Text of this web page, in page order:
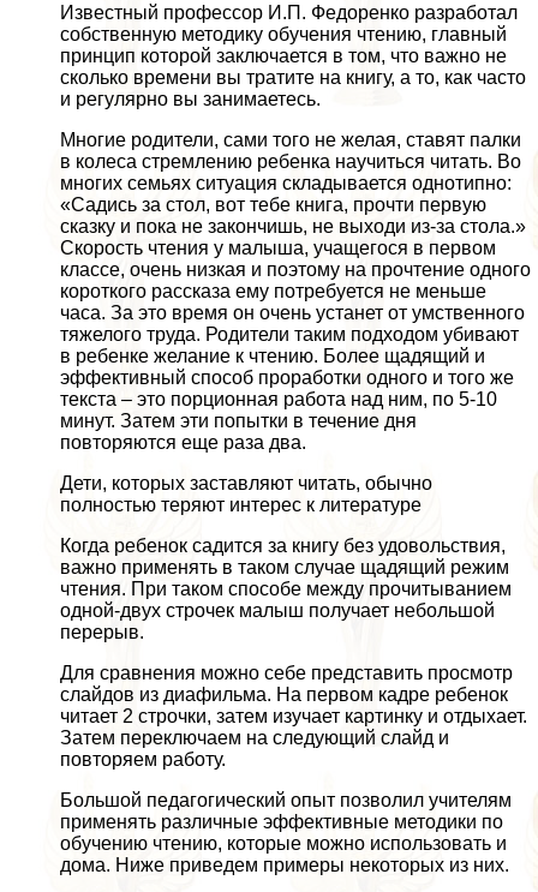
Известный профессор И.П. Федоренко разработал
собственную методику обучения чтению, главный
принцип которой заключается в том, что важно не
сколько времени вы тратите на книгу, а то, как часто
и регулярно вы занимаетесь.
Многие родители, сами того не желая, ставят палки
в колеса стремлению ребенка научиться читать. Во
многих семьях ситуация складывается однотипно:
«Садись за стол, вот тебе книга, прочти первую
сказку и пока не закончишь, не выходи из-за стола.»
Скорость чтения у малыша, учащегося в первом
классе, очень низкая и поэтому на прочтение одного
короткого рассказа ему потребуется не меньше
часа. За это время он очень устанет от умственного
тяжелого труда. Родители таким подходом убивают
в ребенке желание к чтению. Более щадящий и
эффективный способ проработки одного и того же
текста – это порционная работа над ним, по 5-10
минут. Затем эти попытки в течение дня
повторяются еще раза два.
Дети, которых заставляют читать, обычно
полностью теряют интерес к литературе
Когда ребенок садится за книгу без удовольствия,
важно применять в таком случае щадящий режим
чтения. При таком способе между прочитыванием
одной-двух строчек малыш получает небольшой
перерыв.
Для сравнения можно себе представить просмотр
слайдов из диафильма. На первом кадре ребенок
читает 2 строчки, затем изучает картинку и отдыхает.
Затем переключаем на следующий слайд и
повторяем работу.
Большой педагогический опыт позволил учителям
применять различные эффективные методики по
обучению чтению, которые можно использовать и
дома. Ниже приведем примеры некоторых из них.